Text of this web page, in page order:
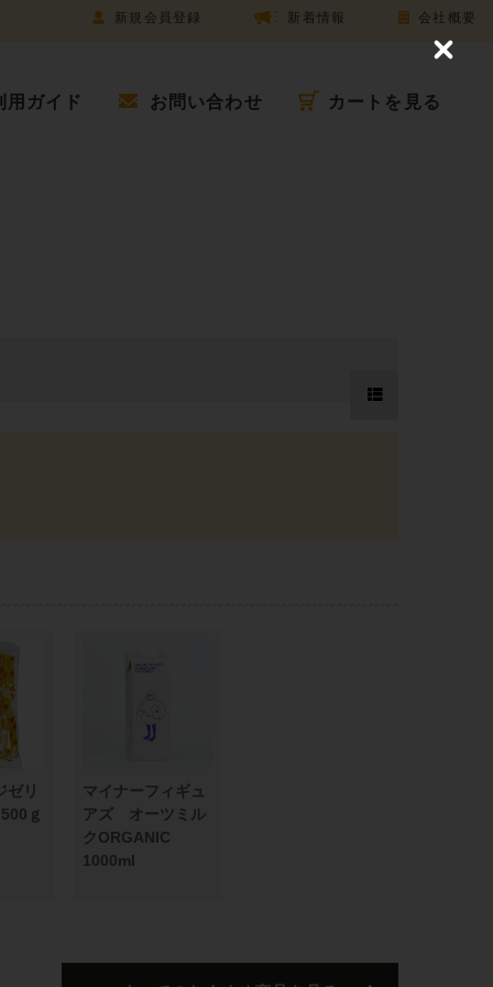
新規会員登録 新着情報 会社概要
用ガイド お問い合わせ カートを見る
ゼリ
ｇ
マイナーフィギュ
アズ オーツミル
クORGANIC
1000ml
C